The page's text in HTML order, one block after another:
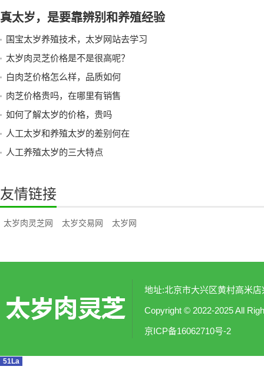
真太岁，是要靠辨别和养殖经验
国宝太岁养殖技术，太岁网站去学习
太岁肉灵芝价格是不是很高呢？
白肉芝价格怎么样，品质如何
肉芝价格贵吗，在哪里有销售
如何了解太岁的价格，贵吗
人工太岁和养殖太岁的差别何在
人工养殖太岁的三大特点
友情链接
太岁肉灵芝网 太岁交易网 太岁网
地址:北京市大兴区黄村高米
Copyright © 2022-2025 All
京ICP备16062710号-2
51La